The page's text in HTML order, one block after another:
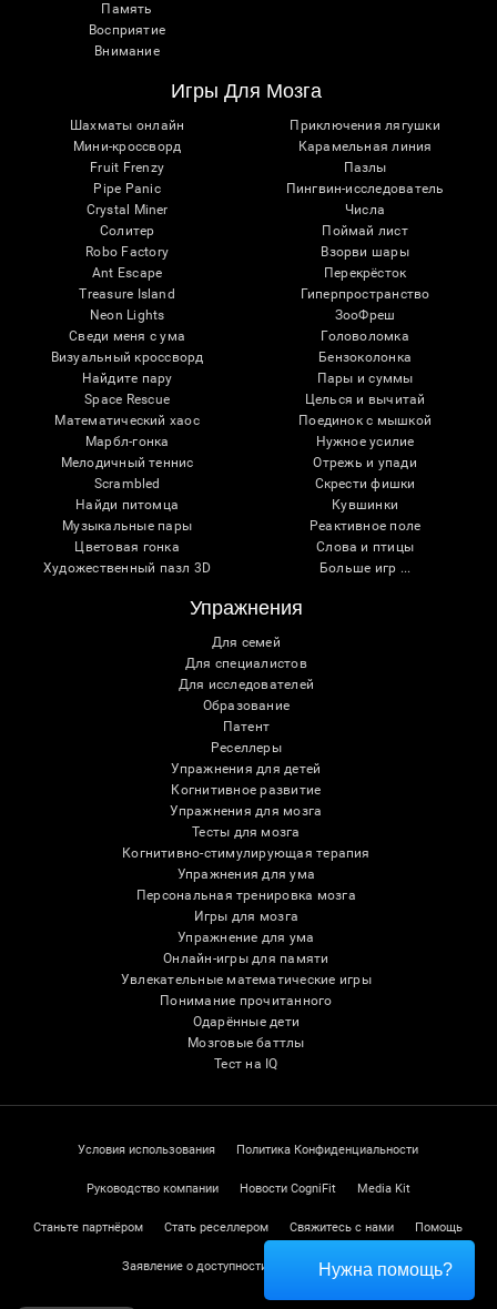
Память
Восприятие
Внимание
Игры Для Мозга
Шахматы онлайн
Мини-кроссворд
Fruit Frenzy
Pipe Panic
Crystal Miner
Солитер
Robo Factory
Ant Escape
Treasure Island
Neon Lights
Сведи меня с ума
Визуальный кроссворд
Найдите пару
Space Rescue
Математический хаос
Марбл-гонка
Мелодичный теннис
Scrambled
Найди питомца
Музыкальные пары
Цветовая гонка
Художественный пазл 3D
Приключения лягушки
Карамельная линия
Пазлы
Пингвин-исследователь
Числа
Поймай лист
Взорви шары
Перекрёсток
Гиперпространство
ЗооФреш
Головоломка
Бензоколонка
Пары и суммы
Целься и вычитай
Поединок с мышкой
Нужное усилие
Отрежь и упади
Скрести фишки
Кувшинки
Реактивное поле
Слова и птицы
Больше игр ...
Упражнения
Для семей
Для специалистов
Для исследователей
Образование
Патент
Реселлеры
Упражнения для детей
Когнитивное развитие
Упражнения для мозга
Тесты для мозга
Когнитивно-стимулирующая терапия
Упражнения для ума
Персональная тренировка мозга
Игры для мозга
Упражнение для ума
Онлайн-игры для памяти
Увлекательные математические игры
Понимание прочитанного
Одарённые дети
Мозговые баттлы
Тест на IQ
Условия использования Политика Конфиденциальности
Руководство компании Новости CogniFit Media Kit
Станьте партнёром Стать реселлером Свяжитесь с нами Помощь
Заявление о доступности Центр доверия
Нужна помощь?